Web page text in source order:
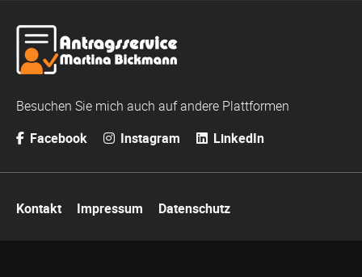
Besuchen Sie mich auch auf andere Plattformen
Facebook
Instagram LinkedIn
überspringen
Kontakt Impressum Datenschutz